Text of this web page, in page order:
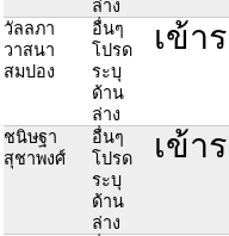
ล่าง
วัลลภา
วาสนา
สมปอง
อื่นๆ
โปรด
ระบุ
ด้าน
ล่าง
เข้า
ชนิษฐา
สุชาพงศ์
อื่นๆ
โปรด
ระบุ
ด้าน
ล่าง
เข้า